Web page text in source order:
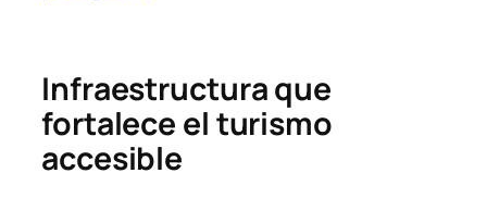
Infraestructura que
fortalece el turismo
accesible